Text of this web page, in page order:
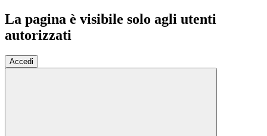
La pagina è visibile solo agli utenti
autorizzati
Accedi